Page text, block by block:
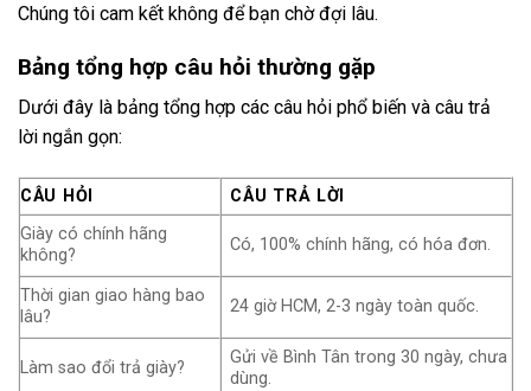
Chúng tôi cam kết không để bạn chờ đợi lâu.
Bảng tổng hợp câu hỏi thường gặp
Dưới đây là bảng tổng hợp các câu hỏi phổ biến và câu trả
lời ngắn gọn:
CÂU HỎI
CÂU TRẢ LỜI
Giày có chính hãng
không?
Có, 100% chính hãng, có hóa đơn.
Thời gian giao hàng bao
lâu?
24 giờ HCM, 2-3 ngày toàn quốc.
Làm sao đổi trả giày?
Gửi về Bình Tân trong 30 ngày, chưa
dùng.